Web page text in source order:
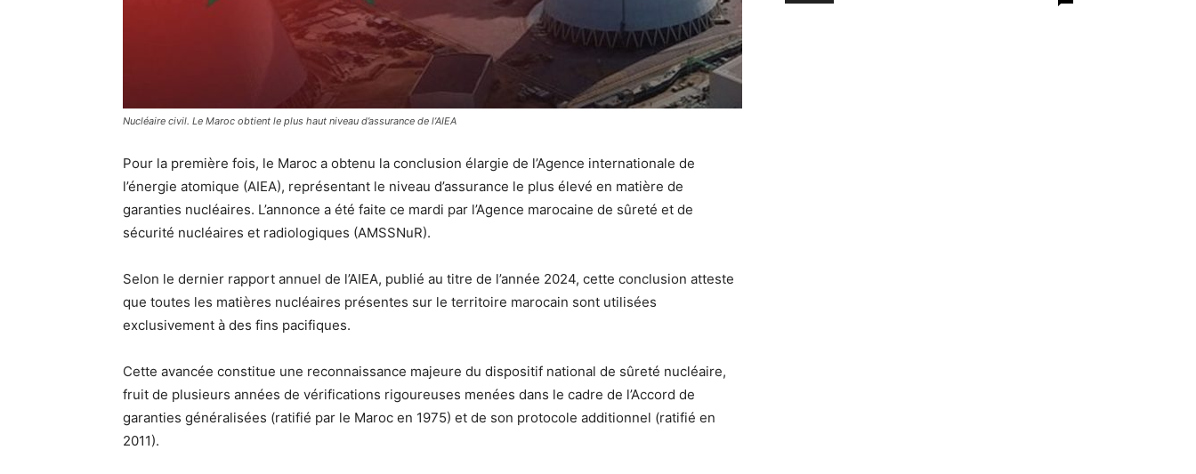
Nucléaire civil. Le Maroc obtient le plus haut niveau d’assurance de l’AIEA
Pour la première fois, le Maroc a obtenu la conclusion élargie de l’Agence internationale de
l’énergie atomique (AIEA), représentant le niveau d’assurance le plus élevé en matière de
garanties nucléaires. L’annonce a été faite ce mardi par l’Agence marocaine de sûreté et de
sécurité nucléaires et radiologiques (AMSSNuR).
Selon le dernier rapport annuel de l’AIEA, publié au titre de l’année 2024, cette conclusion atteste
que toutes les matières nucléaires présentes sur le territoire marocain sont utilisées
exclusivement à des fins pacifiques.
Cette avancée constitue une reconnaissance majeure du dispositif national de sûreté nucléaire,
fruit de plusieurs années de vérifications rigoureuses menées dans le cadre de l’Accord de
garanties généralisées (ratifié par le Maroc en 1975) et de son protocole additionnel (ratifié en
2011).